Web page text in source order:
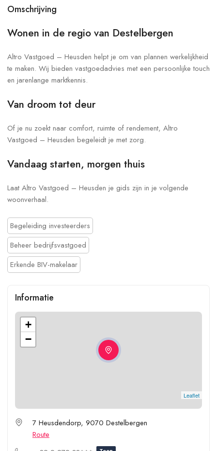
Omschrijving
Wonen in de regio van Destelbergen
Altro Vastgoed – Heusden helpt je om van plannen werkelijkheid
te maken. Wij bieden vastgoedadvies met een persoonlijke touch
en jarenlange marktkennis.
Van droom tot deur
Of je nu zoekt naar comfort, ruimte of rendement, Altro
Vastgoed – Heusden begeleidt je met zorg.
Vandaag starten, morgen thuis
Laat Altro Vastgoed – Heusden je gids zijn in je volgende
woonverhaal.
Begeleiding investeerders
Beheer bedrijfsvastgoed
Erkende BIV-makelaar
Informatie
+
−
Leaflet
7 Heusdendorp, 9070 Destelbergen
Route